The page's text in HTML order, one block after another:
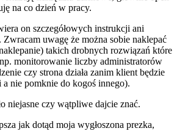
na co dzień w pracy.
on szczegółowych instrukcji ani
uwagę że można sobie naklepać
takich drobnych rozwiązań które
monitorowanie liczby administratorów
czy strona działa zanim klient będzie
nie pomknie do kogoś innego).
niejasne czy wątpliwe dajcie znać.
jak dotąd moja wygłoszona prezka,